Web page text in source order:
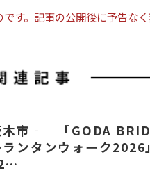
す。記事の公開後に予告なく
市‐ 「GODA
ランタンウォーク2026